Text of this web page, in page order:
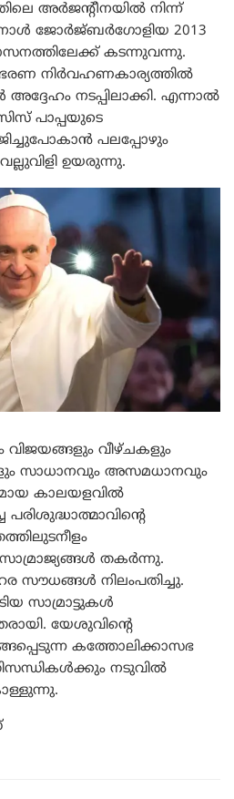
അര്‍ജന്‍റീനയില്‍ നിന്ന്
ജോര്‍ജ്ബര്‍ഗോളിയ 2013
കടന്നുവന്നു.
നിര്‍വഹണകാര്യത്തില്‍
നടപ്പിലാക്കി. എന്നാല്‍
പാപ്പയുടെ
പലപ്പോഴും
ഉയരുന്നു.
വിജയങ്ങളും വീഴ്ചകളും
സാധാനവും അസമധാനവും
കാലയളവില്‍
പരിശുദ്ധാത്മാവിന്‍റെ
തകര്‍ന്നു.
സൗധങ്ങള്‍ നിലംപതിച്ചു.
സാമ്രാട്ടുകള്‍
യേശുവിന്‍റെ
കത്തോലിക്കാസഭ
നടുവില്‍